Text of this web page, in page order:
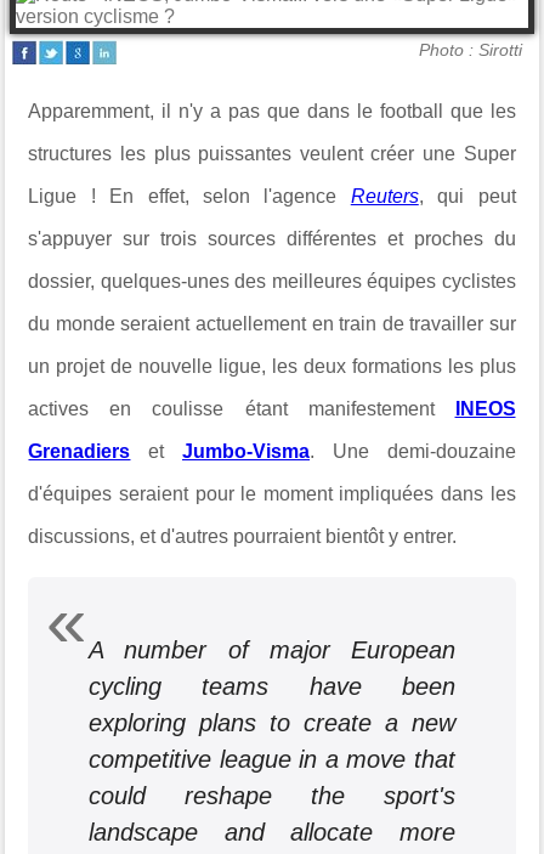
Photo : Sirotti
Apparemment, il n'y a pas que dans le football que les
structures les plus puissantes veulent créer une Super
Ligue ! En effet, selon l'agence Reuters, qui peut
s'appuyer sur trois sources différentes et proches du
dossier, quelques-unes des meilleures équipes cyclistes
du monde seraient actuellement en train de travailler sur
un projet de nouvelle ligue, les deux formations les plus
actives en coulisse étant manifestement INEOS
Grenadiers et Jumbo-Visma. Une demi-douzaine
d'équipes seraient pour le moment impliquées dans les
discussions, et d'autres pourraient bientôt y entrer.
A number of major European
cycling teams have been
exploring plans to create a new
competitive league in a move that
could reshape the sport's
landscape and allocate more